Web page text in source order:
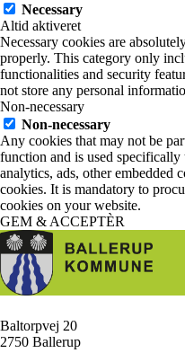
Necessary
Altid aktiveret
Necessary cookies are
properly. This category only
functionalities and security
not store any personal
Non-necessary
Non-necessary
Any cookies that may not be
function and is used specifically
analytics, ads, other embedded
cookies. It is mandatory to
cookies on your website.
GEM & ACCEPTÈR
Baltorpvej 20
2750 Ballerup